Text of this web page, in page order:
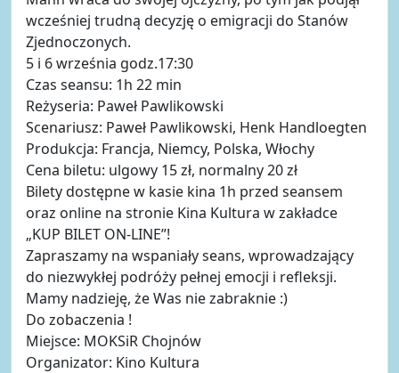
wcześniej trudną decyzję o emigracji do Stanów
Zjednoczonych.
5 i 6 września godz.17:30
Czas seansu: 1h 22 min
Reżyseria: Paweł Pawlikowski
Scenariusz: Paweł Pawlikowski, Henk Handloegten
Produkcja: Francja, Niemcy, Polska, Włochy
Cena biletu: ulgowy 15 zł, normalny 20 zł
Bilety dostępne w kasie kina 1h przed seansem
oraz online na stronie Kina Kultura w zakładce
„KUP BILET ON-LINE”!
Zapraszamy na wspaniały seans, wprowadzający
do niezwykłej podróży pełnej emocji i refleksji.
Mamy nadzieję, że Was nie zabraknie :)
Do zobaczenia !
Miejsce: MOKSiR Chojnów
Organizator: Kino Kultura